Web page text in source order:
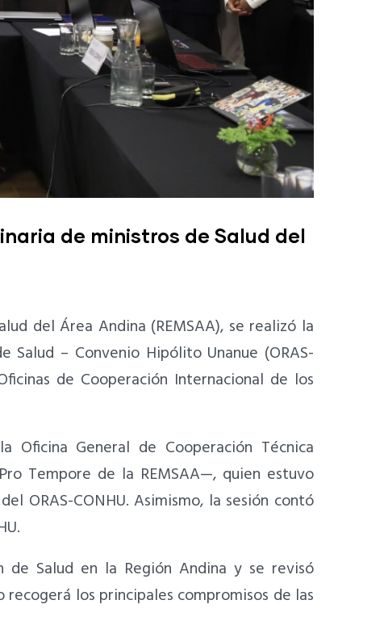
de ministros de Salud del
del Área Andina (REMSAA), se realizó la
– Convenio Hipólito Unanue (ORAS-
de Cooperación Internacional de los
General de Cooperación Técnica
Tempore de la REMSAA—, quien estuvo
ORAS-CONHU. Asimismo, la sesión contó
Salud en la Región Andina y se revisó
los principales compromisos de las